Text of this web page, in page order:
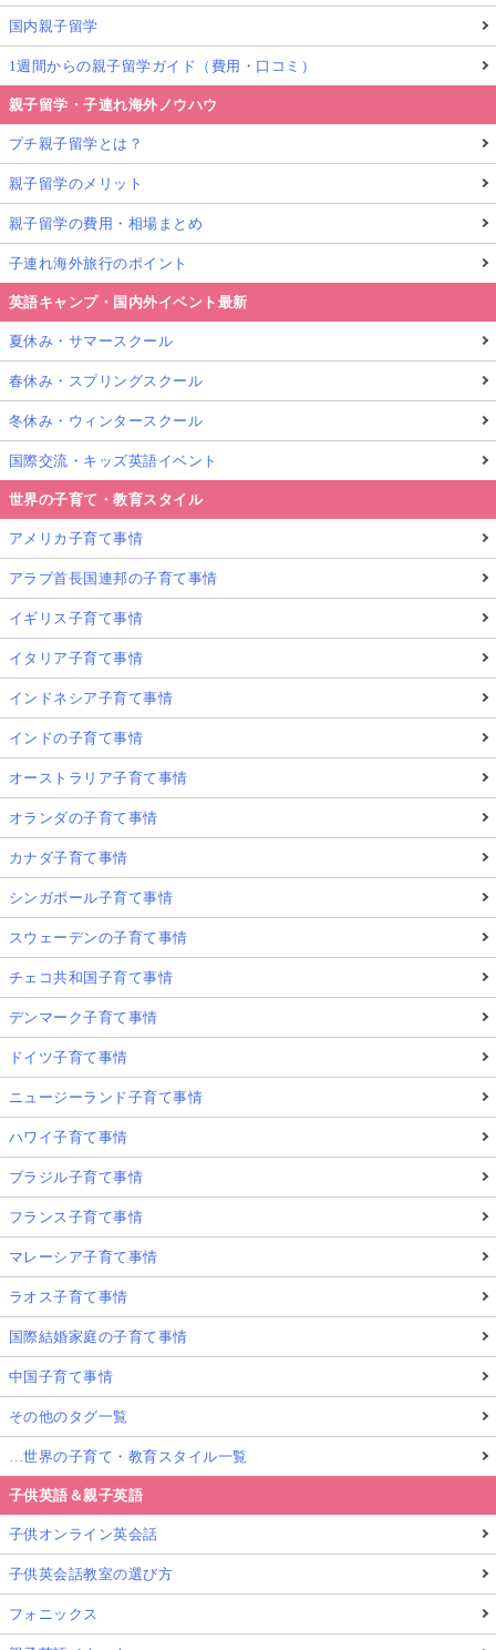
国内親子留学
1週間からの親子留学ガイド（費用・口コミ）
親子留学・子連れ海外ノウハウ
プチ親子留学とは？
親子留学のメリット
親子留学の費用・相場まとめ
子連れ海外旅行のポイント
英語キャンプ・国内外イベント最新
夏休み・サマースクール
春休み・スプリングスクール
冬休み・ウィンタースクール
国際交流・キッズ英語イベント
世界の子育て・教育スタイル
アメリカ子育て事情
アラブ首長国連邦の子育て事情
イギリス子育て事情
イタリア子育て事情
インドネシア子育て事情
インドの子育て事情
オーストラリア子育て事情
オランダの子育て事情
カナダ子育て事情
シンガポール子育て事情
スウェーデンの子育て事情
チェコ共和国子育て事情
デンマーク子育て事情
ドイツ子育て事情
ニュージーランド子育て事情
ハワイ子育て事情
ブラジル子育て事情
フランス子育て事情
マレーシア子育て事情
ラオス子育て事情
国際結婚家庭の子育て事情
中国子育て事情
その他のタグ一覧
…世界の子育て・教育スタイル一覧
子供英語＆親子英語
子供オンライン英会話
子供英会話教室の選び方
フォニックス